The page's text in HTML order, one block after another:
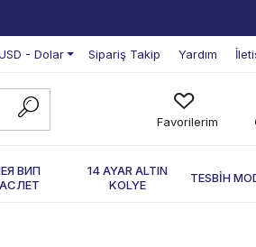
- Dolar Sipariş Takip Yardım
Favorilerim
ВИП
14 AYAR ALTIN
KOLYE
TESBİH